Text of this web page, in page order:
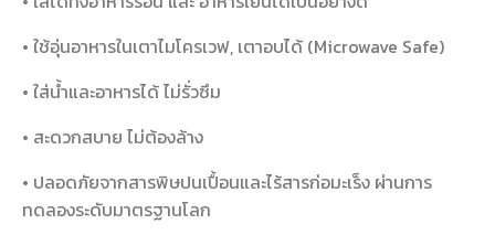
• ใช้อุ่นอาหารในเตาไมโครเวฟ, เตาอบได้ (Microwave Safe)
• ใส่น้ำและอาหารได้ ไม่รั่วซึม
• สะดวกสบาย ไม่ต้องล้าง
• ปลอดภัยจากสารพิษปนเปื้อนและไร้สารก่อมะเร็ง ผ่านการ
ทดลองระดับมาตรฐานโลก